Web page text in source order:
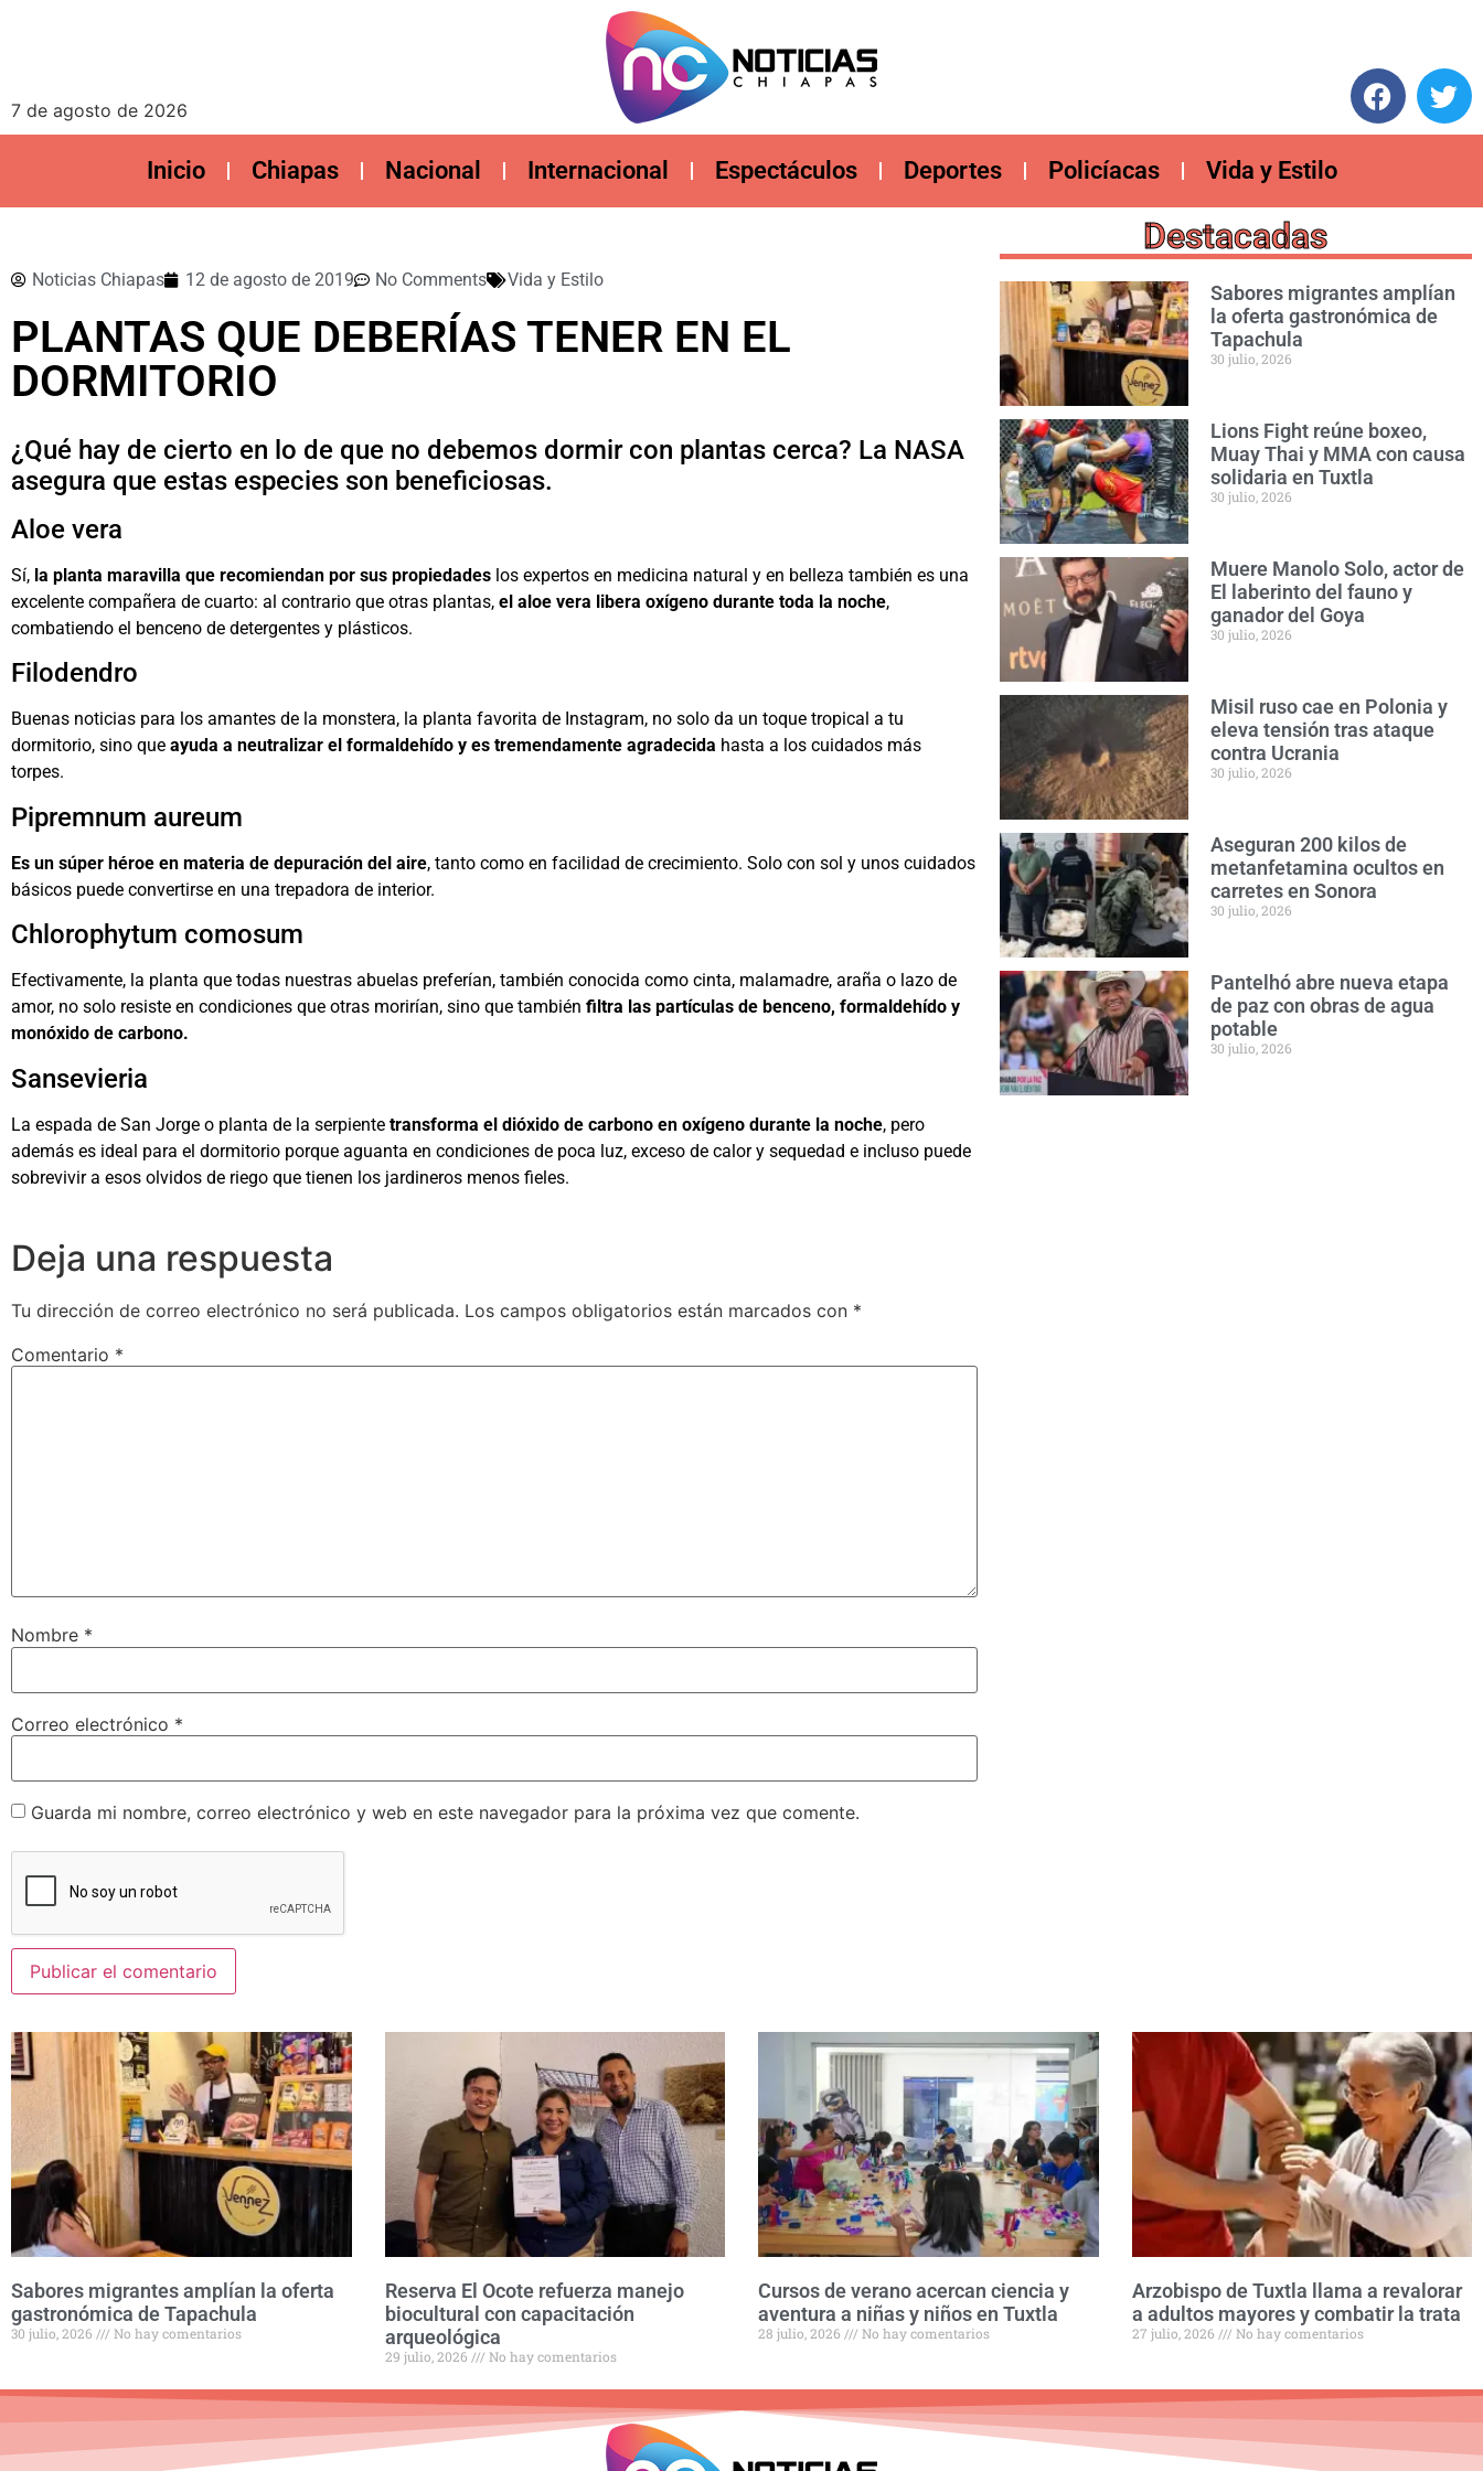
7 de agosto de 2026
Inicio Chiapas Nacional Internacional Espectáculos Deportes Policíacas Vida y Estilo
Noticias Chiapas 12 de agosto de 2019 No Comments Vida y Estilo
PLANTAS QUE DEBERÍAS TENER EN EL
DORMITORIO
¿Qué hay de cierto en lo de que no debemos dormir con plantas cerca? La NASA
asegura que estas especies son beneficiosas.
Aloe vera
Sí, la planta maravilla que recomiendan por sus propiedades los expertos en medicina natural y en belleza también es una
excelente compañera de cuarto: al contrario que otras plantas, el aloe vera libera oxígeno durante toda la noche,
combatiendo el benceno de detergentes y plásticos.
Filodendro
Buenas noticias para los amantes de la monstera, la planta favorita de Instagram, no solo da un toque tropical a tu
dormitorio, sino que ayuda a neutralizar el formaldehído y es tremendamente agradecida hasta a los cuidados más
torpes.
Pipremnum aureum
Es un súper héroe en materia de depuración del aire, tanto como en facilidad de crecimiento. Solo con sol y unos cuidados
básicos puede convertirse en una trepadora de interior.
Chlorophytum comosum
Efectivamente, la planta que todas nuestras abuelas preferían, también conocida como cinta, malamadre, araña o lazo de
amor, no solo resiste en condiciones que otras morirían, sino que también filtra las partículas de benceno, formaldehído y
monóxido de carbono.
Sansevieria
La espada de San Jorge o planta de la serpiente transforma el dióxido de carbono en oxígeno durante la noche, pero
además es ideal para el dormitorio porque aguanta en condiciones de poca luz, exceso de calor y sequedad e incluso puede
sobrevivir a esos olvidos de riego que tienen los jardineros menos fieles.
Deja una respuesta
Tu dirección de correo electrónico no será publicada. Los campos obligatorios están marcados con *
Comentario *
Nombre *
Correo electrónico *
Guarda mi nombre, correo electrónico y web en este navegador para la próxima vez que comente.
Destacadas
Sabores migrantes amplían
la oferta gastronómica de
Tapachula
30 julio, 2026
Lions Fight reúne boxeo,
Muay Thai y MMA con causa
solidaria en Tuxtla
30 julio, 2026
Muere Manolo Solo, actor de
El laberinto del fauno y
ganador del Goya
30 julio, 2026
Misil ruso cae en Polonia y
eleva tensión tras ataque
contra Ucrania
30 julio, 2026
Aseguran 200 kilos de
metanfetamina ocultos en
carretes en Sonora
30 julio, 2026
Pantelhó abre nueva etapa
de paz con obras de agua
potable
30 julio, 2026
Sabores migrantes amplían la oferta
gastronómica de Tapachula
30 julio, 2026 No hay comentarios
Reserva El Ocote refuerza manejo
biocultural con capacitación
arqueológica
29 julio, 2026 No hay comentarios
Cursos de verano acercan ciencia y
aventura a niñas y niños en Tuxtla
28 julio, 2026 No hay comentarios
Arzobispo de Tuxtla llama a revalorar
a adultos mayores y combatir la trata
27 julio, 2026 No hay comentarios